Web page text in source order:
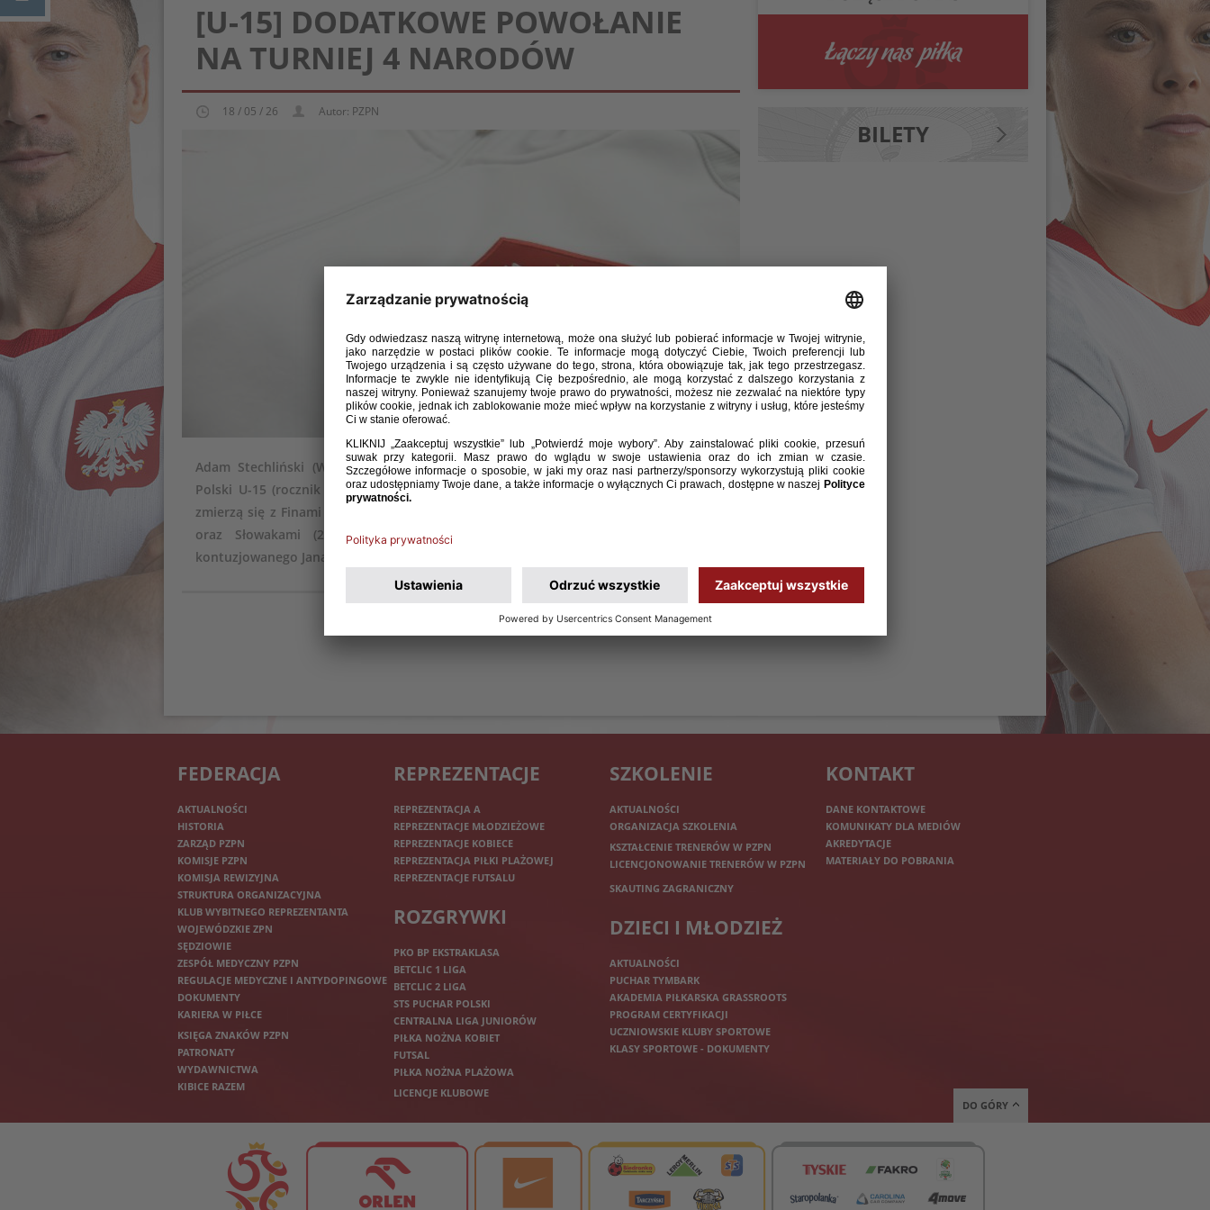
[U-15] DODATKOWE POWOŁANIE
NA TURNIEJ 4 NARODÓW
18 / 05 / 26 Autor: PZPN
Adam Stechliński (Widzew Łódź) otrzymał dodatkowe powołanie do reprezentacji
Polski U-15 (rocznik 2011) na Turniej 4 Narodów, w ramach którego biało-czerwoni
zmierzą się z Finami (21 maja, g. 16:00, Nakło), Węgrami (22 maja, g. 16:00, Łabiszyn)
oraz Słowakami (24 maja, g. 11:00, Sicienko). Dowołany zawodnik zastąpił
kontuzjowanego Jana Kaczorowskiego z Legii Warszawa.
BILETY
FEDERACJA
AKTUALNOŚCI
HISTORIA
ZARZĄD PZPN
KOMISJE PZPN
KOMISJA REWIZYJNA
STRUKTURA ORGANIZACYJNA
KLUB WYBITNEGO REPREZENTANTA
WOJEWÓDZKIE ZPN
SĘDZIOWIE
ZESPÓŁ MEDYCZNY PZPN
REGULACJE MEDYCZNE I ANTYDOPINGOWE
DOKUMENTY
KARIERA W PIŁCE
KSIĘGA ZNAKÓW PZPN
PATRONATY
WYDAWNICTWA
KIBICE RAZEM
REPREZENTACJE
REPREZENTACJA A
REPREZENTACJE MŁODZIEŻOWE
REPREZENTACJE KOBIECE
REPREZENTACJA PIŁKI PLAŻOWEJ
REPREZENTACJE FUTSALU
ROZGRYWKI
PKO BP EKSTRAKLASA
BETCLIC 1 LIGA
BETCLIC 2 LIGA
STS PUCHAR POLSKI
CENTRALNA LIGA JUNIORÓW
PIŁKA NOŻNA KOBIET
FUTSAL
PIŁKA NOŻNA PLAŻOWA
LICENCJE KLUBOWE
SZKOLENIE
AKTUALNOŚCI
ORGANIZACJA SZKOLENIA
KSZTAŁCENIE TRENERÓW W PZPN
LICENCJONOWANIE TRENERÓW W PZPN
SKAUTING ZAGRANICZNY
DZIECI I MŁODZIEŻ
AKTUALNOŚCI
PUCHAR TYMBARK
AKADEMIA PIŁKARSKA GRASSROOTS
PROGRAM CERTYFIKACJI
UCZNIOWSKIE KLUBY SPORTOWE
KLASY SPORTOWE - DOKUMENTY
KONTAKT
DANE KONTAKTOWE
KOMUNIKATY DLA MEDIÓW
AKREDYTACJE
MATERIAŁY DO POBRANIA
DO GÓRY